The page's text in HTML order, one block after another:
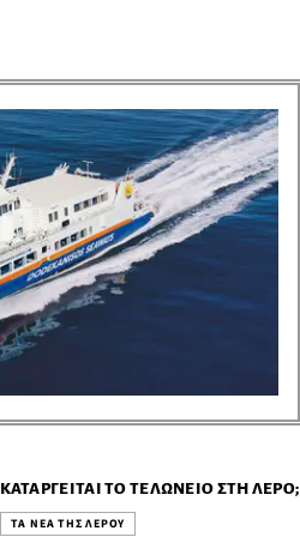
ΚΑΤΑΡΓΕΊΤΑΙ ΤΟ ΤΕΛΩΝΕΊΟ ΣΤΗ ΛΈΡΟ;
ΤΑ ΝΕΑ ΤΗΣ ΛΕΡΟΥ